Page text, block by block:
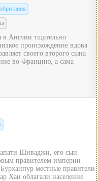
в Англии тщательно
происхождение вдова
своего второго сына
во Францию, а сама
Шиваджи, его сын
правителем империи
местные правители
Хан облагали население